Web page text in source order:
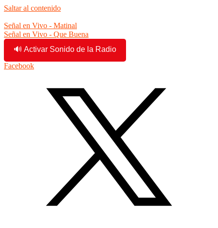
Saltar al contenido
Señal en Vivo - Matinal
Señal en Vivo - Que Buena
🔊 Activar Sonido de la Radio
Facebook